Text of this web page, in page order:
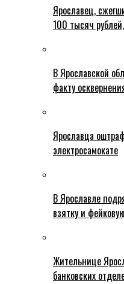
Ярославец,
100 тысяч
В Ярославской
факту
Ярославца
электросамокате
В Ярославле
взятку и
Жительнице
банковских